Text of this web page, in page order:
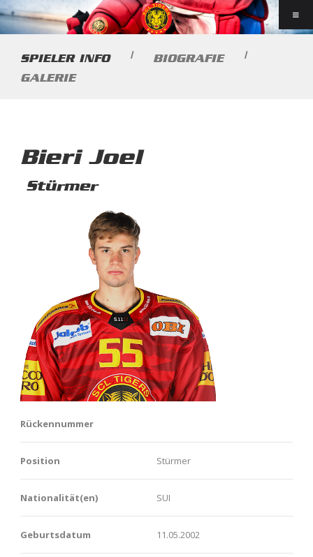
SPIELER INFO | BIOGRAFIE
|
GALERIE
Bieri Joel
Stürmer
Rückennummer
Position Stürmer
Nationalität(en) SUI
Geburtsdatum 11.05.2002